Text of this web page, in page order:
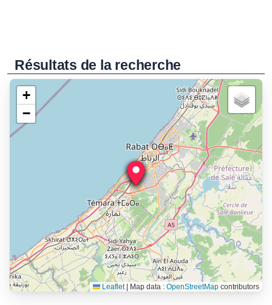
Résultats de la recherche
+
−
Leaflet Map data : OpenStreetMapcontributors